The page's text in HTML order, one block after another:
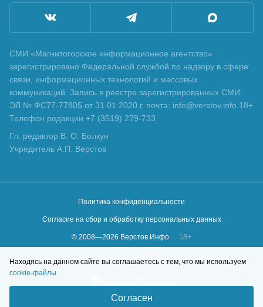
СМИ «Магнитогорское информационное агентство»
зарегистрировано Федеральной службой по надзору в сфере
связи, информационных технологий и массовых
коммуникаций. Запись в реестре зарегистрированных СМИ:
ЭЛ № ФС77-77805 от 31.01.2020 г. почта: info@verstov.info 18+
Телефон редакции +7 (3519) 279-733
Гл. редактор В. О. Болкун
Учредитель А.П. Верстов
Политика конфиденциальности
Согласие на сбор и обработку персональных данных
© 2008—2026 Верстов.Инфо
18+
Находясь на данном сайте вы соглашаетесь с тем, что мы используем
cookie-файлы
Согласен